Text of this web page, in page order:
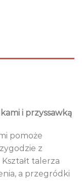
i przyssawką
pomoże
z
talerza
a przegródki